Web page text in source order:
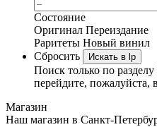
Состояние
Оригинал Переиздание
Раритеты Новый винил
Сбросить
Искать в lp
Поиск только по
перейдите, пожалуйста,
Магазин
Наш магазин в Санкт-